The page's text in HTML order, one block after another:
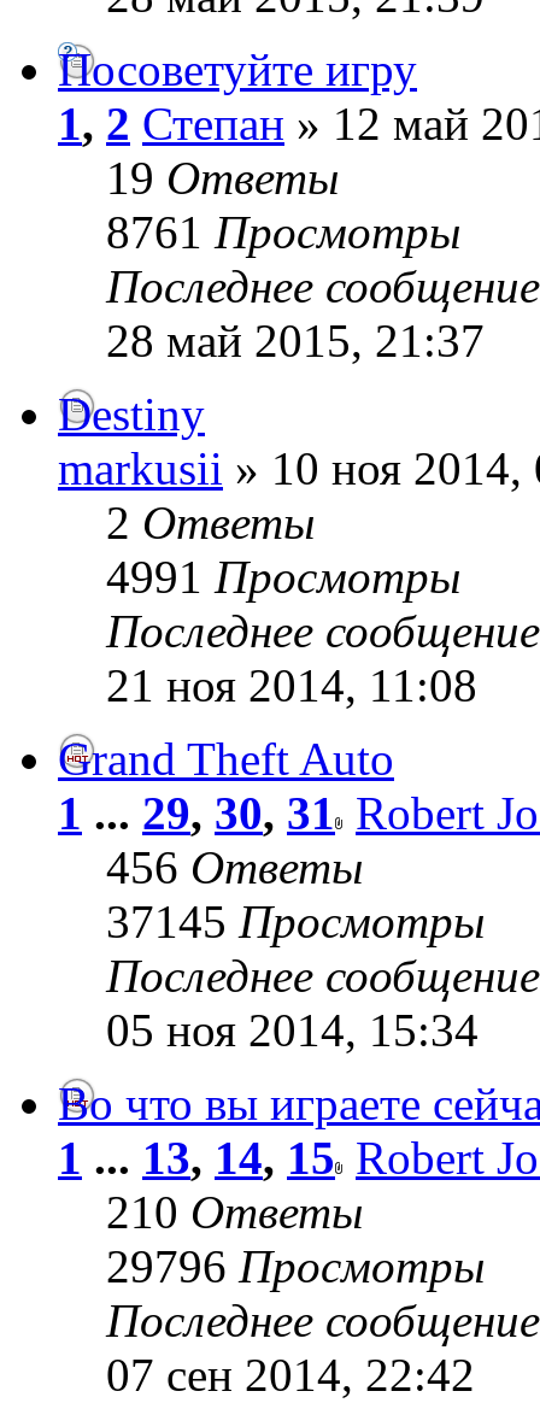
Посоветуйте игру
1, 2 Степан » 12 май
19 Ответы
8761 Просмотры
Последнее
28 май 2015, 21:37
Destiny
markusii » 10 ноя 2014,
2 Ответы
4991 Просмотры
Последнее
21 ноя 2014, 11:08
Grand Theft Auto
1 ... 29, 30, 31 Robert
456 Ответы
37145 Просмотры
Последнее
05 ноя 2014, 15:34
Во что вы играете
1 ... 13, 14, 15 Robert
210 Ответы
29796 Просмотры
Последнее
07 сен 2014, 22:42